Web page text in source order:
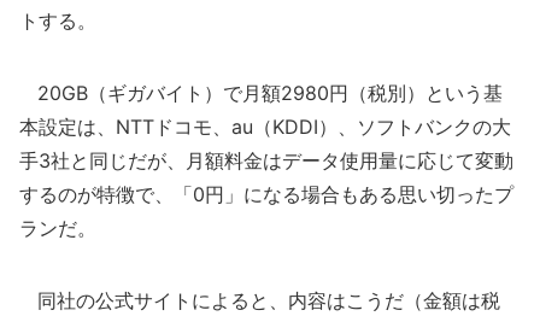
トする。
20GB（ギガバイト）で月額2980円（税別）という基
本設定は、NTTドコモ、au（KDDI）、ソフトバンクの大
手3社と同じだが、月額料金はデータ使用量に応じて変動
するのが特徴で、「0円」になる場合もある思い切ったプ
ランだ。
同社の公式サイトによると、内容はこうだ（金額は税